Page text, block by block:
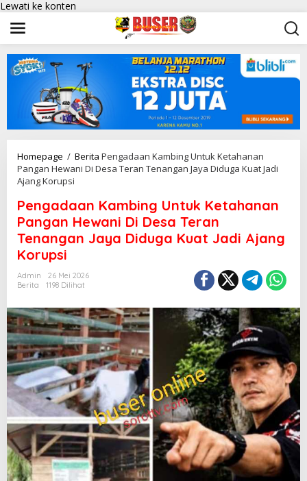
Lewati ke konten
Homepage / Berita Pengadaan Kambing Untuk Ketahanan
Pangan Hewani Di Desa Teran Tenangan Jaya Diduga Kuat Jadi
Ajang Korupsi
Pengadaan Kambing Untuk Ketahanan
Pangan Hewani Di Desa Teran
Tenangan Jaya Diduga Kuat Jadi Ajang
Korupsi
Admin
26 Mei 2026
Berita
1198 Dilihat